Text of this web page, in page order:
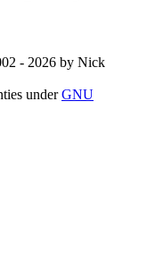
- 2026 by Nick
underGNU